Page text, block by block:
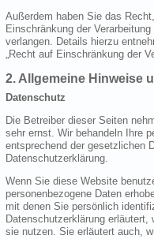
Außerdem haben Sie das
Einschränkung der
verlangen. Details hierzu
„Recht auf Einschränkung der
2. Allgemeine Hinweise
Datenschutz
Die Betreiber dieser Seiten
sehr ernst. Wir behandeln Ihre
entsprechend der gesetzlichen
Datenschutzerklärung.
Wenn Sie diese Website
personenbezogene Daten
mit denen Sie persönlich
Datenschutzerklärung erläutert,
sie nutzen. Sie erläutert auch,